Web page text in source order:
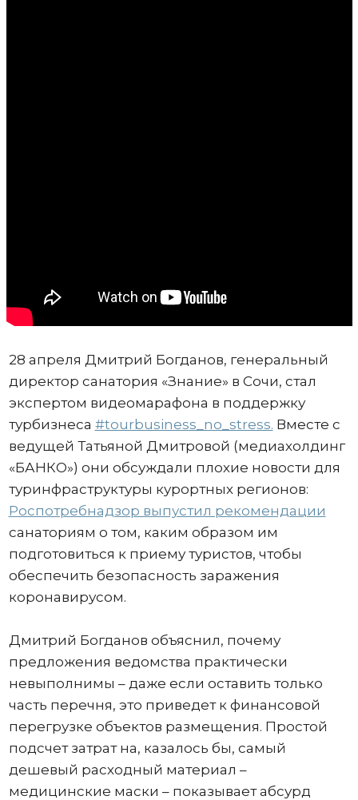
28 апреля Дмитрий Богданов, генеральный
директор санатория «Знание» в Сочи, стал
экспертом видеомарафона в поддержку
турбизнеса #tourbusiness_no_stress. Вместе с
ведущей Татьяной Дмитровой (медиахолдинг
«БАНКО») они обсуждали плохие новости для
туринфраструктуры курортных регионов:
Роспотребнадзор выпустил рекомендации
санаториям о том, каким образом им
подготовиться к приему туристов, чтобы
обеспечить безопасность заражения
коронавирусом.
Дмитрий Богданов объяснил, почему
предложения ведомства практически
невыполнимы – даже если оставить только
часть перечня, это приведет к финансовой
перегрузке объектов размещения. Простой
подсчет затрат на, казалось бы, самый
дешевый расходный материал –
медицинские маски – показывает абсурд